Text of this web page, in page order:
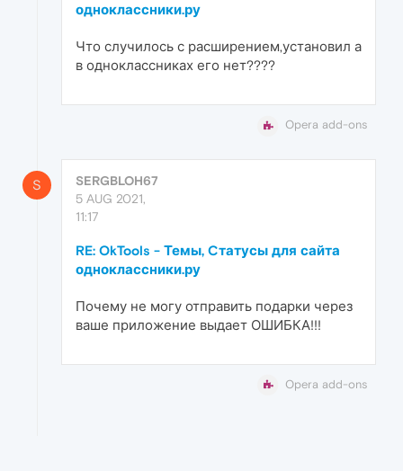
одноклассники.ру
Что случилось с расширением,установил а
в одноклассниках его нет????
Opera add-ons
S
SERGBLOH67
5 AUG 2021,
11:17
RE: OkTools - Темы, Cтатусы для сайта
одноклассники.ру
Почему не могу отправить подарки через
ваше приложение выдает ОШИБКА!!!
Opera add-ons